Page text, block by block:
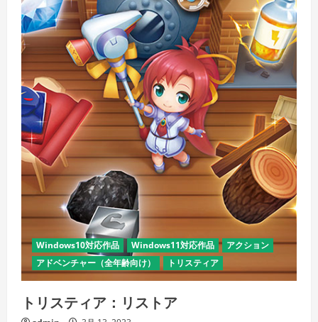
Windows10対応作品 Windows11対応作品
アクション
アドベンチャー（全年齢向け）
トリスティア
トリスティア：リストア